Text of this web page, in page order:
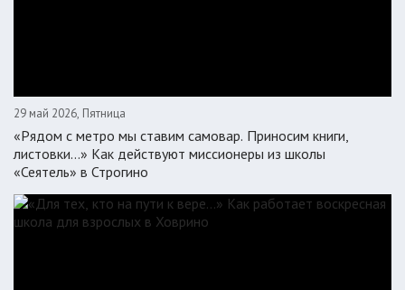
29 май 2026, Пятница
«Рядом с метро мы ставим самовар. Приносим книги,
листовки…» Как действуют миссионеры из школы
«Сеятель» в Строгино